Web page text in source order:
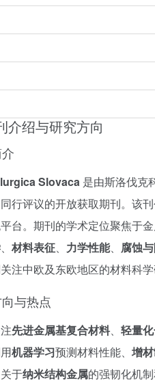
介绍与研究方向
Slovaca 是由斯洛伐克
行评议的开放获取期刊。该
台。期刊的学术定位聚焦于
、 材料表征、 力学性能、 腐蚀
注中欧及东欧地区的材料科
与热点
先进金属基复合材料、 轻量
机器学习预测材料性能、 增
于纳米结构金属的强韧化机